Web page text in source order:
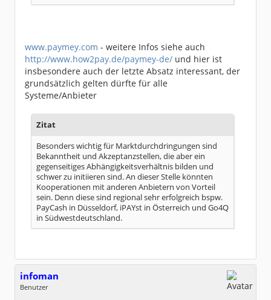
www.paymey.com - weitere Infos siehe auch
http://www.how2pay.de/paymey-de/ und hier ist
insbesondere auch der letzte Absatz interessant, der
grundsätzlich gelten dürfte für alle
Systeme/Anbieter
Zitat
Besonders wichtig für Marktdurchdringungen sind
Bekanntheit und Akzeptanzstellen, die aber ein
gegenseitiges Abhängigkeitsverhältnis bilden und
schwer zu initiieren sind. An dieser Stelle könnten
Kooperationen mit anderen Anbietern von Vorteil
sein. Denn diese sind regional sehr erfolgreich bspw.
PayCash in Düsseldorf, iPAYst in Österreich und Go4Q
in Südwestdeutschland.
infoman
Benutzer